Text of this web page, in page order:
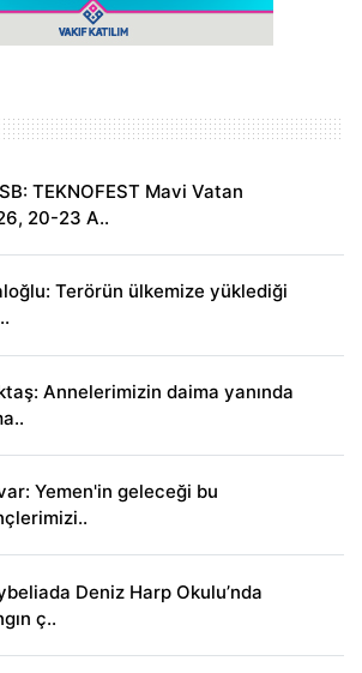
TEKNOFEST Mavi Vatan
20-23 A..
Terörün ülkemize yüklediği
Annelerimizin daima yanında
Yemen'in geleceği bu
Deniz Harp Okulu’nda
ç..